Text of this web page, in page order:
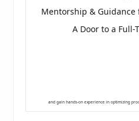
Mentorship &
A Door to a Full-
and gain hands-on experience in optimizing